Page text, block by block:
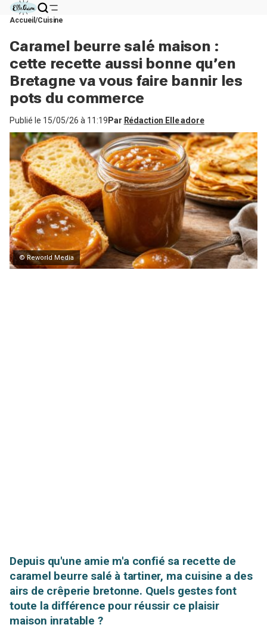
Accueil Cuisine
Caramel beurre salé maison :
cette recette aussi bonne qu’en
Bretagne va vous faire bannir les
pots du commerce
Publié le 15/05/26 à 11:19 Par Rédaction Elle adore
© Reworld Media
Depuis qu'une amie m'a confié sa recette de
caramel beurre salé à tartiner, ma cuisine a des
airs de crêperie bretonne. Quels gestes font
toute la différence pour réussir ce plaisir
maison inratable ?